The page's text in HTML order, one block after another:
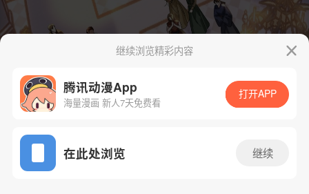
App免费看
继续浏览精彩内容
腾讯动漫App
海量漫画 新人7天免费看
打开APP
在此处浏览 继续